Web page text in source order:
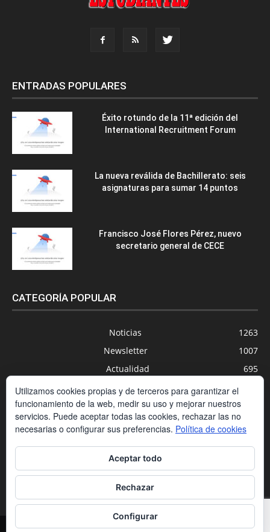
ENTRADAS POPULARES
Éxito rotundo de la 11ª edición del
International Recruitment Forum
La nueva reválida de Bachillerato: seis
asignaturas para sumar 14 puntos
Francisco José Flores Pérez, nuevo
secretario general de CECE
CATEGORÍA POPULAR
Noticias
1263
Newsletter
1007
Actualidad
695
Universidades
Blog
Agenda
Estudios
Centros Privados
169
Utilizamos cookies propias y de terceros para garantizar el
funcionamiento de la web, medir su uso y mejorar nuestros
servicios. Puede aceptar todas las cookies, rechazar las no
necesarias o configurar sus preferencias. Política de cookies
Aceptar todo
Rechazar
Configurar